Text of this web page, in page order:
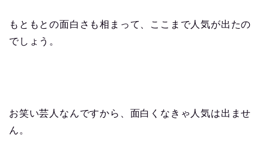
もともとの面白さも相まって、ここまで人気が出たの
でしょう。
お笑い芸人なんですから、面白くなきゃ人気は出ませ
ん。